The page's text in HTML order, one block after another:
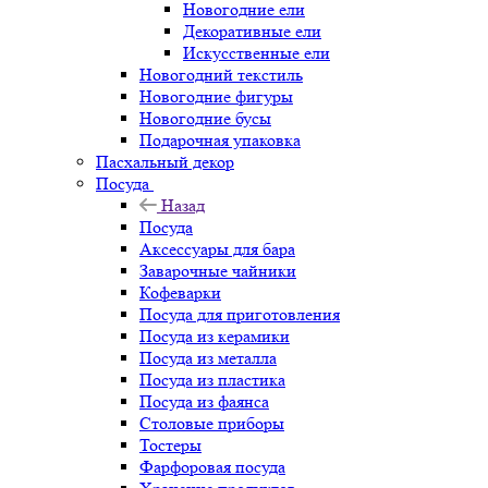
Новогодние ели
Декоративные ели
Искусственные ели
Новогодний текстиль
Новогодние фигуры
Новогодние бусы
Подарочная упаковка
Пасхальный декор
Посуда
Назад
Посуда
Аксессуары для бара
Заварочные чайники
Кофеварки
Посуда для приготовления
Посуда из керамики
Посуда из металла
Посуда из пластика
Посуда из фаянса
Столовые приборы
Тостеры
Фарфоровая посуда